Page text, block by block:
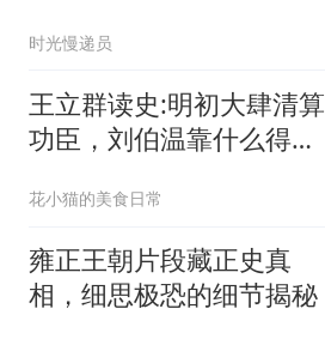
时光慢递员
王立群读史:明初大肆清算
功臣，刘伯温靠什么得以
花小猫的美食日常
雍正王朝片段藏正史真
相，细思极恐的细节揭秘